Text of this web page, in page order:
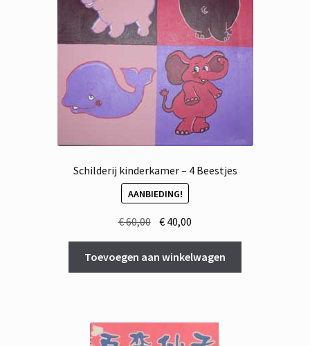
Schilderij kinderkamer – 4 Beestjes
AANBIEDING!
€60,00 Oorspronkelijke
prijs
was:
€ 60,00.
€ 40,00
prijs
is:
€ 40,00.
Toevoegen aan winkelwagen